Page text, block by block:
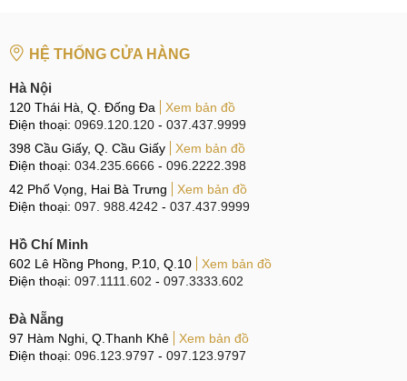
HỆ THỐNG CỬA HÀNG
Hà Nội
120 Thái Hà, Q. Đống Đa
Xem bản đồ
Điện thoại: 0969.120.120 - 037.437.9999
398 Cầu Giấy, Q. Cầu Giấy
Xem bản đồ
Điện thoại: 034.235.6666 - 096.2222.398
42 Phố Vọng, Hai Bà Trưng
Xem bản đồ
Điện thoại: 097. 988.4242 - 037.437.9999
Hồ Chí Minh
602 Lê Hồng Phong, P.10, Q.10
Xem bản đồ
Điện thoại: 097.1111.602 - 097.3333.602
Đà Nẵng
97 Hàm Nghi, Q.Thanh Khê
Xem bản đồ
Điện thoại: 096.123.9797 - 097.123.9797